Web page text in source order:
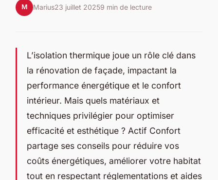
M Marius23 juillet 20259 min de lecture
L’isolation thermique joue un rôle clé dans
la rénovation de façade, impactant la
performance énergétique et le confort
intérieur. Mais quels matériaux et
techniques privilégier pour optimiser
efficacité et esthétique ? Actif Confort
partage ses conseils pour réduire vos
coûts énergétiques, améliorer votre habitat
tout en respectant réglementations et aides